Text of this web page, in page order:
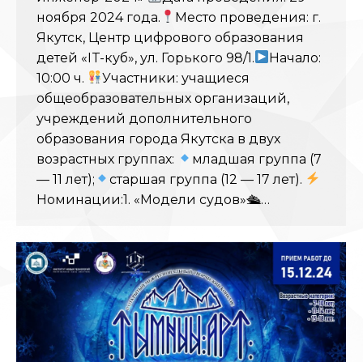
ноября 2024 года.
Место проведения: г.
Якутск, Центр цифрового образования
детей «IT-куб», ул. Горького 98/1.
Начало:
10:00 ч.
Участники: учащиеся
общеобразовательных организаций,
учреждений дополнительного
образования города Якутска в двух
возрастных группах:
младшая группа (7
— 11 лет);
старшая группа (12 — 17 лет).
Номинации:1. «Модели судов»🛳…